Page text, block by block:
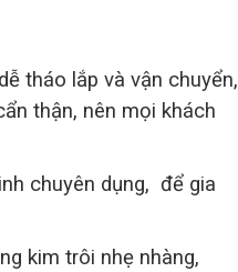
tháo lắp và vận chuyển,
thận, nên mọi khách
chuyên dụng, để gia
kim trôi nhẹ nhàng,